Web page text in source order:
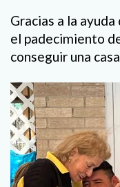
Gracias a la
el padecimiento
conseguir una